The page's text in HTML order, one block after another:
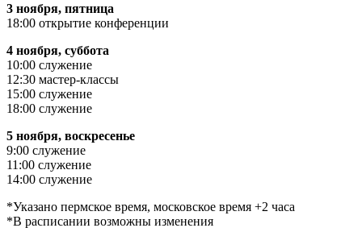
3 ноября, пятница
18:00 открытие конференции
4 ноября, суббота
10:00 служение
12:30 мастер-классы
15:00 служение
18:00 служение
5 ноября, воскресенье
9:00 служение
11:00 служение
14:00 служение
*Указано пермское время, московское время +2 часа
*В расписании возможны изменения